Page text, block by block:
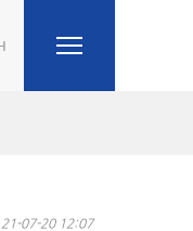
07-20 12:07